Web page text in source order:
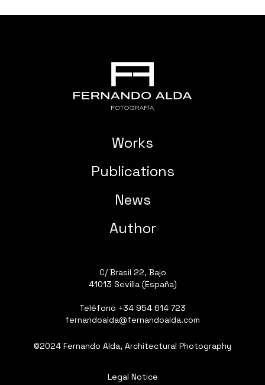
Works
Publications
News
Author
C/ Brasil 22, Bajo
41013 Sevilla (España)
Teléfono +34 954 614 723
fernandoalda@fernandoalda.com
©2024 Fernando Alda, Architectural Photography
Legal Notice